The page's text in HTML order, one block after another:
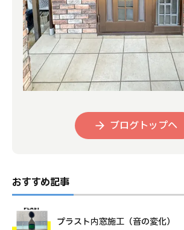
ブログトップへ
おすすめ記事
プラスト内窓施工（音の変化）